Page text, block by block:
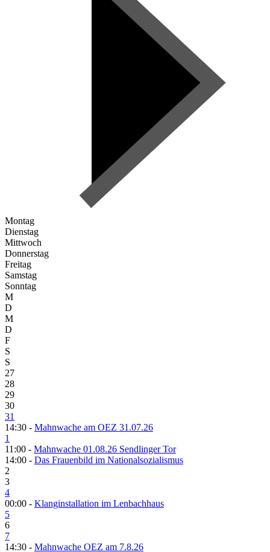
Montag
Dienstag
Mittwoch
Donnerstag
Freitag
Samstag
Sonntag
M
D
M
D
F
S
S
27
28
29
30
31
14:30 - Mahnwache am OEZ 31.07.26
1
11:00 - Mahnwache 01.08.26 Sendlinger Tor
14:00 - Das Frauenbild im Nationalsozialismus
2
3
4
00:00 - Klanginstallation im Lenbachhaus
5
6
7
14:30 - Mahnwache OEZ am 7.8.26